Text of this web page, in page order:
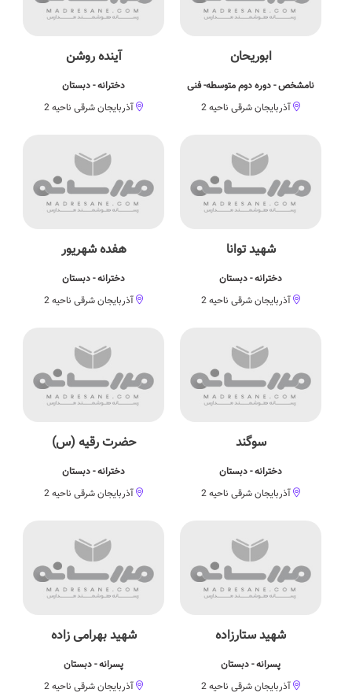
ابوريحان
نامشخص - دوره دوم متوسطه- فنی
آذربایجان شرقی ناحیه 2
آینده روشن
دخترانه - دبستان
آذربایجان شرقی ناحیه 2
شهید توانا
دخترانه - دبستان
آذربایجان شرقی ناحیه 2
هفده شهریور
دخترانه - دبستان
آذربایجان شرقی ناحیه 2
سوگند
دخترانه - دبستان
آذربایجان شرقی ناحیه 2
حضرت رقیه (س)
دخترانه - دبستان
آذربایجان شرقی ناحیه 2
شهید ستارزاده
پسرانه - دبستان
آذربایجان شرقی ناحیه 2
شهید بهرامی زاده
پسرانه - دبستان
آذربایجان شرقی ناحیه 2